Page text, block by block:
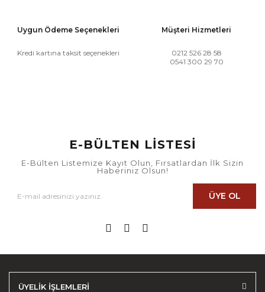
Uygun Ödeme Seçenekleri
Kredi kartına taksit seçenekleri
Müşteri Hizmetleri
0212 526 28 58
0541 300 29 70
E-BÜLTEN LİSTESİ
E-Bülten Listemize Kayıt Olun, Fırsatlardan İlk Sizin
Haberiniz Olsun!
ÜYE OL
ÜYELİK İŞLEMLERİ